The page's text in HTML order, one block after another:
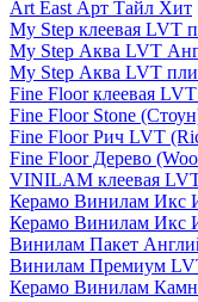
Art East Арт Тайл Хит
My Step клеевая LVT
My Step Аква LVT
My Step Аква LVT
Fine Floor клеевая
Fine Floor Stone
Fine Floor Рич LVT
Fine Floor Дерево
VINILAM клеевая
Керамо Винилам Икс
Керамо Винилам Икс
Винилам Пакет
Винилам Премиум
Керамо Винилам